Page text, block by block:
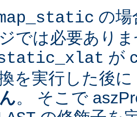
の場
では必要あり
が
を実行した後に
。 そこで